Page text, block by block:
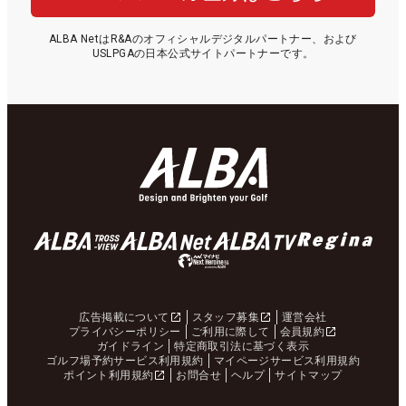
ALBA NetはR&Aのオフィシャルデジタルパートナー、および
USLPGAの日本公式サイトパートナーです。
広告掲載について スタッフ募集
運営会社
プライバシーポリシー
ご利用に際して
会員規約
ガイドライン
特定商取引法に基づく表示
ゴルフ場予約サービス利用規約
マイページサービス利用規約
ポイント利用規約
お問合せ ヘルプ サイトマップ